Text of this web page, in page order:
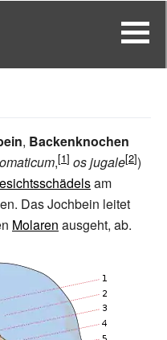
, Backenknochen
, os jugale
)
am
Das Jochbein leitet
Molaren ausgeht, ab.